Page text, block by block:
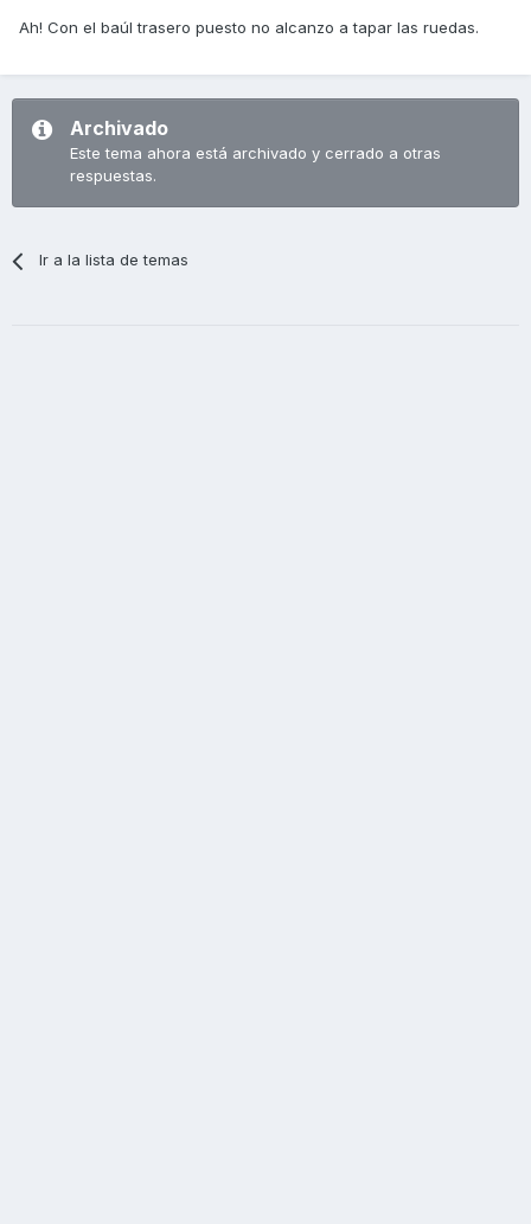
Ah! Con el baúl trasero puesto no alcanzo a tapar las ruedas.
Archivado
Este tema ahora está archivado y cerrado a otras
respuestas.
Ir a la lista de temas